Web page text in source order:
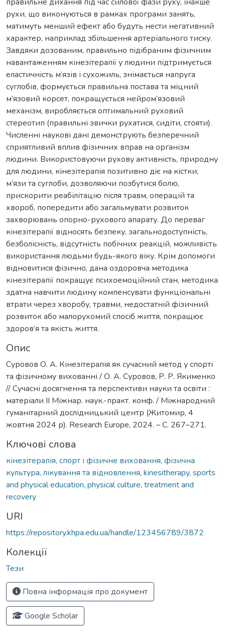
рухи, що виконуються в рамках програми занять,
матимуть менший ефект або будуть нести негативний
характер, наприклад збільшення артеріального тиску.
Завдяки дозованим, правильно підібраним фізичним
навантаженням кінезітерапії у людини підтримується
еластичність м’язів і сухожиль, знімається напруга
суглобів, формується правильна постава та міцний
м’язовий корсет, покращується нейром’язовий
механізм, виробляється оптимальний руховий
стереотип (правильні звички рухатися, сидіти, стояти).
Численні наукові дані демонструють безперечний
сприятливий вплив фізичних вправ на організм
людини. Використовуючи рухову активність, природну
для людини, кінезітерапія позитивно діє на кістки,
м’язи та суглоби, дозволяючи позбутися болю,
прискорити реабілітацію після травм, операцій та
хвороб, попередити або загальмувати розвиток
захворювань опорно-рухового апарату. До переваг
кінезітерапії відносять безпеку, загальнодоступність,
безболісність, відсутність побічних реакцій, можливість
використання людьми будь-якого віку. Крім допомоги
відновитися фізично, дана оздоровча методика
кінезітерапії покращує психоемоційний стан, методика
здатна навчити людину компенсувати функціональні
втрати через хворобу, травми, недостатній фізичний
розвиток або малорухомий спосіб життя, покращює
здоров’я та якість життя.
Опис
Суровов О. А. Кінезітерапія як сучасний метод у спорті
та фізичному вихованні / О. А. Суровов, Р. Р. Якименко
// Сучасні досягнення та перспективи науки та освіти :
матеріали II Міжнар. наук.-практ. конф. / Міжнародний
гуманітарний дослідницький центр (Житомир, 4
жовтня 2024 р). Research Europe, 2024. – С. 267–271.
Ключові слова
кінезітерапія, спорт і фізичне виховання, фізична
культура, лікування та відновлення, kinesitherapy, sports
and physical education, physical culture, treatment and
recovery
URI
https://repository.khpa.edu.ua/handle/123456789/3872
Колекції
Тези
Повна інформація про документ
Google Scholar